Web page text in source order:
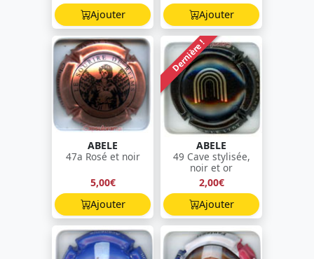
Ajouter
Ajouter
ABELE
47a Rosé et noir
5,00€
Ajouter
Dernière !
ABELE
49 Cave stylisée,
noir et or
2,00€
Ajouter